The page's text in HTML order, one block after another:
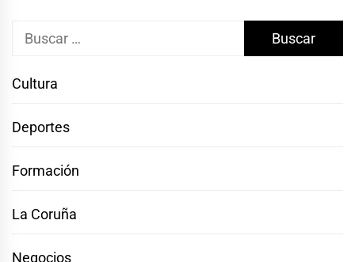
Buscar:
Cultura
Deportes
Formación
La Coruña
Negocios